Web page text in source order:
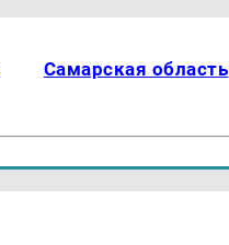
Самарская область